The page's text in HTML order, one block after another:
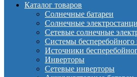
Каталог товаров
Солнечные батареи
Солнечные
Сетевые солнечные
Системы бесперебойного
Источники
Инверторы
Сетевые инверторы